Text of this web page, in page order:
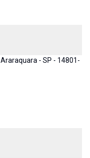
- SP - 14801-